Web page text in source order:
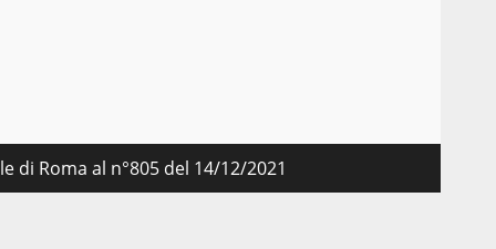
Roma al n°805 del 14/12/2021